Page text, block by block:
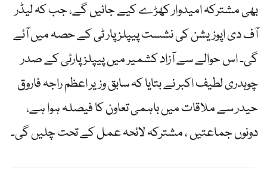
بھی مشترکہ امیدوار کھڑے کیے جائیں گے، جب کہ لیڈر
آف دی اپوزیشن کی نشست پیپلز پار ٹی کے حصہ میں آئے
گی۔ اس حوالے سے آزاد کشمیر میں پیپلزپارٹی کے صدر
چوہدری لطیف اکبر نے بتایا کہ سابق وزیر اعظم راجہ فاروق
حیدر سے ملاقات میں باہمی تعاون کا فیصلہ ہوا ہے،
دونوں جماعتیں ، مشترکہ لائحہ عمل کے تحت چلیں گی۔